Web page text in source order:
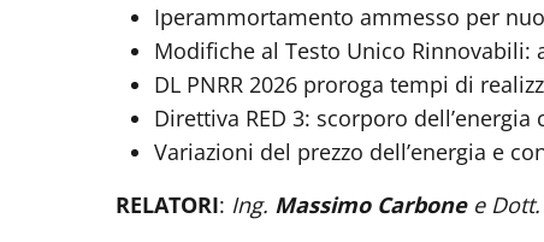
Iperammortamento ammesso per
Modifiche al Testo Unico
DL PNRR 2026 proroga tempi di
Direttiva RED 3: scorporo dell’energia
Variazioni del prezzo dell’energia e
RELATORI: Ing. Massimo Carbonee Dott.